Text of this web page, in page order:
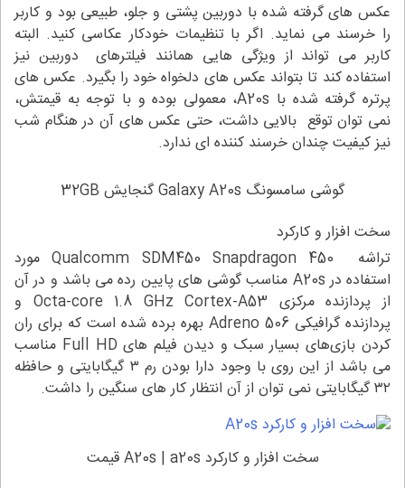
عکس های گرفته شده با دوربین پشتی و جلو، طبیعی بود و کاربر
را خرسند می نماید. اگر با تنظیمات خودکار عکاسی کنید. البته
کاربر می تواند از ویژگی هایی همانند فیلترهای دوربین نیز
استفاده کند تا بتواند عکس های دلخواه خود را بگیرد. عکس های
پرتره گرفته شده با A20s، معمولی بوده و با توجه به قیمتش،
نمی توان توقع بالایی داشت، حتی عکس های آن در هنگام شب
نیز کیفیت چندان خرسند کننده ای ندارد.
گوشی سامسونگ Galaxy A20s گنجایش 32GB
سخت افزار و کارکرد
تراشه Qualcomm SDM450 Snapdragon 450 مورد
استفاده در A20s مناسب گوشی های پایین رده می باشد و در آن
از پردازنده مرکزی Octa-core 1.8 GHz Cortex-A53 و
پردازنده گرافیکی Adreno 506 بهره برده شده است که برای ران
کردن بازی‌های بسیار سبک و دیدن فیلم های Full HD مناسب
می باشد از این روی با وجود دارا بودن رم ۳ گیگابایتی و حافظه
۳۲ گیگابایتی نمی توان از آن انتظار کار های سنگین را داشت.
سخت افزار و کارکرد A20s | a20s قیمت